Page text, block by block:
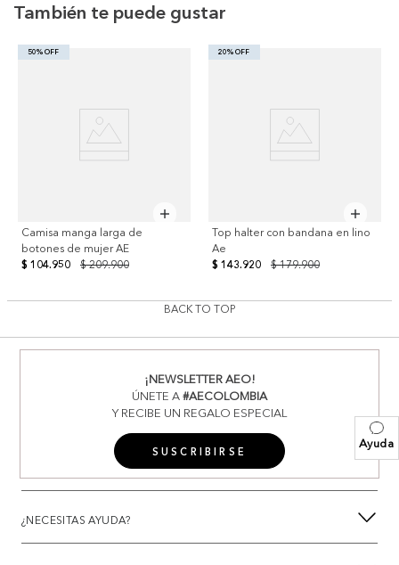
Ayuda
También te puede gustar
50% OFF
Camisa manga larga de
botones de mujer AE
$ 209.900
$ 104.950
20% OFF
Top halter con bandana en lino
Ae
$ 179.900
$ 143.920
BACK TO TOP
¡NEWSLETTER AEO!
ÚNETE A#AECOLOMBIA
Y RECIBE UN REGALO ESPECIAL
SUSCRIBIRSE
¿NECESITAS AYUDA?